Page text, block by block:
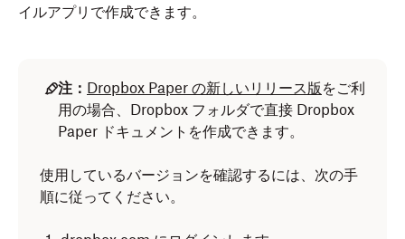
イルアプリで作成できます。
注： Dropbox Paper の新しいリリース版 をご利
用の場合、Dropbox フォルダで直接 Dropbox
Paper ドキュメントを作成できます。
使用しているバージョンを確認するには、次の手
順に従ってください。